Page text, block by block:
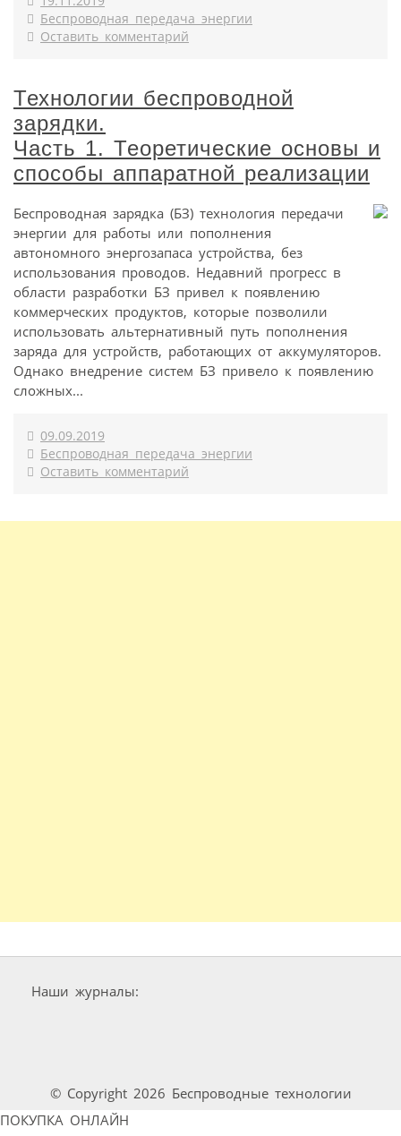
Беспроводная передача энергии
Оставить комментарий
Технологии беспроводной
зарядки.
Часть 1. Теоретические основы и
способы аппаратной реализации
Беспроводная зарядка (БЗ) технология передачи
энергии для работы или пополнения
автономного энергозапаса устройства, без
использования проводов. Недавний прогресс в
области разработки БЗ привел к появлению
коммерческих продуктов, которые позволили
использовать альтернативный путь пополнения
заряда для устройств, работающих от аккумуляторов.
Однако внедрение систем БЗ привело к появлению
сложных...
09.09.2019
Беспроводная передача энергии
Оставить комментарий
Наши журналы:
© Copyright 2026 Беспроводные технологии
ПОКУПКА ОНЛАЙН